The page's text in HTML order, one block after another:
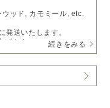
ッド, カモミール, etc.
送いたします。
ます。
続きをみる